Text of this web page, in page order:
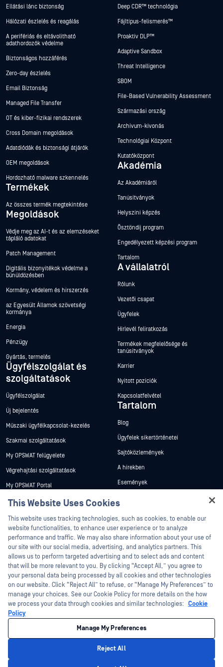
Ellátási lánc biztonság
Hálózati észlelés és reagálás
A perifériás és eltávolítható
adathordozók védelme
Biztonságos hozzáférés
Zero-day észlelés
Email Biztonság
Managed File Transfer
OT és kiber-fizikai rendszerek
Cross Domain megoldások
Adatdiódák és biztonsági átjárók
OEM megoldások
Hordozható malware szkennelés
Termékek
Az összes termék megtekintése
Megoldások
Védje meg az AI-t és az elemzéseket
tápláló adatokat
Patch Management
Digitális bizonyítékok védelme a
bűnüldözésben
Kormány, védelem és hírszerzés
az Egyesült Államok szövetségi
kormánya
Energia
Pénzügy
Gyártás, termelés
Ügyfélszolgálat és
szolgáltatások
Ügyfélszolgálat
Új bejelentés
Műszaki ügyfélkapcsolat-kezelés
Szakmai szolgáltatások
My OPSWAT felügyelete
Végrehajtási szolgáltatások
My OPSWAT Portal
Műszaki dokumentáció
Képzések
Biztonsági sebezhetőségi program
Partnerek
Tanúsítvány
Technológiai partnerek
Channel partner program
Deep CDR™ technológia
Fájltípus-felismerés™
Proaktív DLP™
Adaptive Sandbox
Threat Intelligence
SBOM
File-Based Vulnerability Assessment
Származási ország
Archívum-kivonás
Technológiai Központ
Kutatóközpont
Akadémia
Az Akadémiáról
Tanúsítványok
Helyszíni képzés
Ösztöndíj program
Engedélyezett képzési program
Tartalom
A vállalatról
Rólunk
Vezetői csapat
Ügyfelek
Hírlevél feliratkozás
Termékek megfelelősége és
tanúsítványok
Karrier
Nyitott pozíciók
Kapcsolatfelvétel
Tartalom
Blog
Ügyfelek sikertörténetei
Sajtóközlemények
A hírekben
Események
Fehér könyvek
©2026 OPSWAT . Minden jog fenntartva. OPSWAT, MetaDefender, Metascan,
MetaAccess, az OPSWAT , Trust no File. Trust No Device., OPSWAT , Protecting the
World's Critical Infrastructure, Deep CDR™ Technology, InQuest, az InQuest logó,
DFI, RetroHunt, Deep File Inspection és Join the Hunt az OPSWAT védjegyei. A
harmadik felek védjegyei a megfelelő tulajdonosok tulajdonát képezik.
Cookie beállítások kezelése
This Website Uses Cookies
This website uses tracking technologies, such as cookies, to enable our
website functionalities, to enhance user experience or to analyze
performance and traffic. We may also share information about your use of
our site with our social media, advertising, and analytics partners. This
allows us to perform targeted advertising and to select ads and content
that will be more relevant to you. By clicking “Accept All,” you agree to
your personal data being processed by all cookies and other technologies
on our website. Click “Reject All” to refuse, or “Manage My Preferences” to
manage your choices. See our Cookie Policy for more details on the how
we process your data through cookies and similar technologies: Cookie
Policy
Manage My Preferences
Reject All
Hey there!
I'm Ozzy, your OPSWAT virtual assistant.
How can I help you secure what's critical
today?